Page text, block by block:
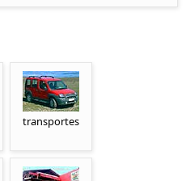
transportes